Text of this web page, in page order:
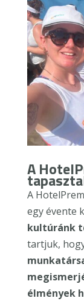
A
A
egy évente
kultúránk
tartjuk,
élmények